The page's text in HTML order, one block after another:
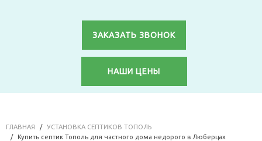
ЗАКАЗАТЬ ЗВОНОК
НАШИ ЦЕНЫ
ГЛАВНАЯ
УСТАНОВКА СЕПТИКОВ ТОПОЛЬ
Купить септик Тополь для частного дома недорого в Люберцах